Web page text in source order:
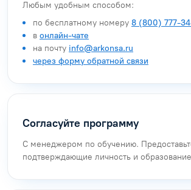
Любым удобным способом:
по бесплатному номеру 8 (800) 777-
в онлайн-чате
на почту info@arkonsa.ru
через форму обратной связи
Согласуйте программу
С менеджером по обучению.
подтверждающие личность и